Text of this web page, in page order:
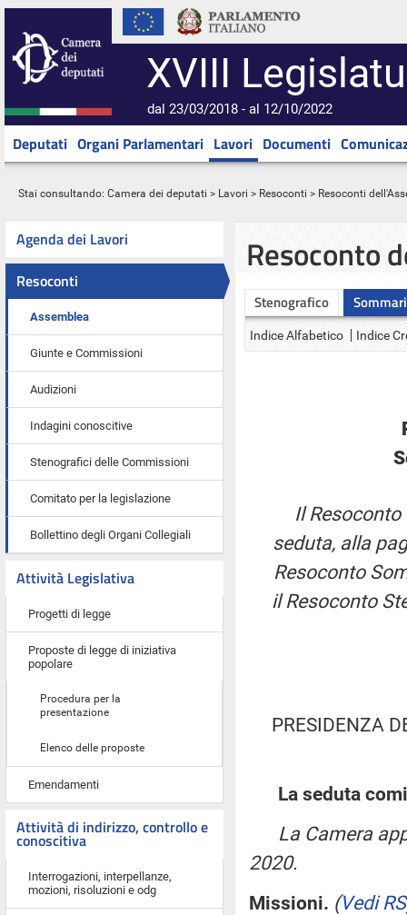
XVIII
dal 23/03/2018 - al 12/10/2022
Deputati Organi Parlamentari Lavori Documenti
Stai consultando: Camera dei deputati > Lavori > Resoconti > Resoconti
Agenda dei Lavori
Resoconti
Assemblea
Giunte e Commissioni
Audizioni
Indagini conoscitive
Stenografici delle Commissioni
Comitato per la legislazione
Bollettino degli Organi Collegiali
Attività Legislativa
Progetti di legge
Proposte di legge di iniziativa
popolare
Procedura per la
presentazione
Elenco delle proposte
Emendamenti
Attività di indirizzo, controllo e
conoscitiva
Interrogazioni, interpellanze,
mozioni, risoluzioni e odg
Resoconto
Stenografico
Indice Alfabetico Indice
Il
seduta, alla
Resoconto
il Resoconto
PRESIDENZA
La seduta
La Camera
2020.
Missioni. (Vedi RS